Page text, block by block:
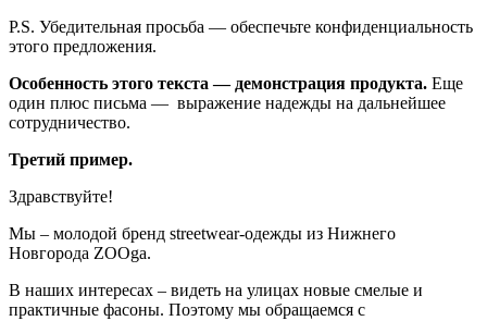
P.S. Убедительная просьба — обеспечьте конфиденциальность
этого предложения.
Особенность этого текста — демонстрация продукта. Еще
один плюс письма — выражение надежды на дальнейшее
сотрудничество.
Третий пример.
Здравствуйте!
Мы – молодой бренд streetwear-одежды из Нижнего
Новгорода ZOOga.
В наших интересах – видеть на улицах новые смелые и
практичные фасоны. Поэтому мы обращаемся с